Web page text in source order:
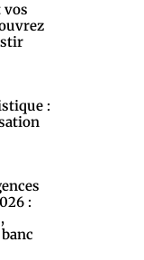
vos
:
: